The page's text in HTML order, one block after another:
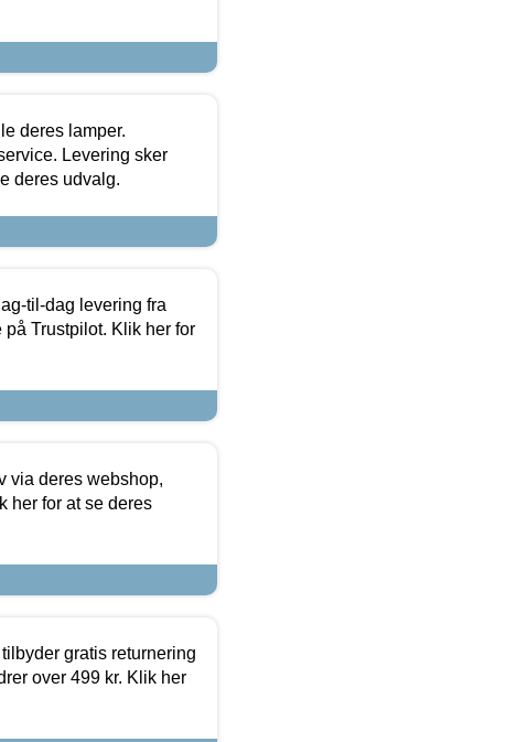
deres lamper.
Levering sker
deres udvalg.
til-dag levering fra
Trustpilot. Klik her for
via deres webshop,
her for at se deres
gratis returnering
over 499 kr. Klik her